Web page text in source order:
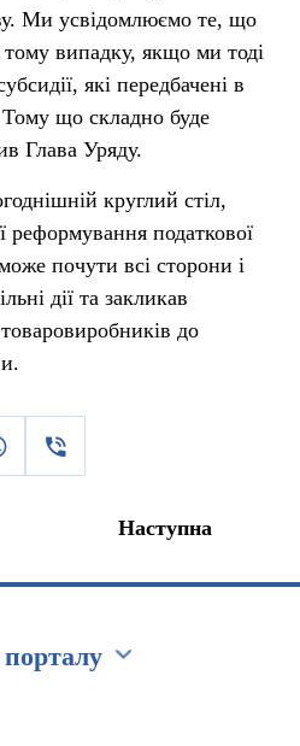
Ми усвідомлюємо те, що
випадку, якщо ми тоді
які передбачені в
що складно буде
Глава Уряду.
круглий стіл,
реформування податкової
почути всі сторони і
дії та закликав
до
Наступна